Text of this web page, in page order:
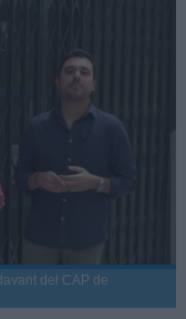
del CAP de